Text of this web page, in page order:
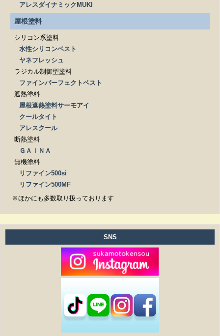
アレスダイナミックMUKI
屋根塗料
シリコン系塗料
水性シリコンベスト
ヤネフレッシュ
ラジカル制御型塗料
ファインパーフェクトベスト
遮熱塗料
屋根遮熱塗料サーモアイ
クールタイト
アレスクール
断熱塗料
ＧＡＩＮＡ
無機塗料
リファイン500si
リファイン500MF
※ほかにも多数取り扱っております
SNS